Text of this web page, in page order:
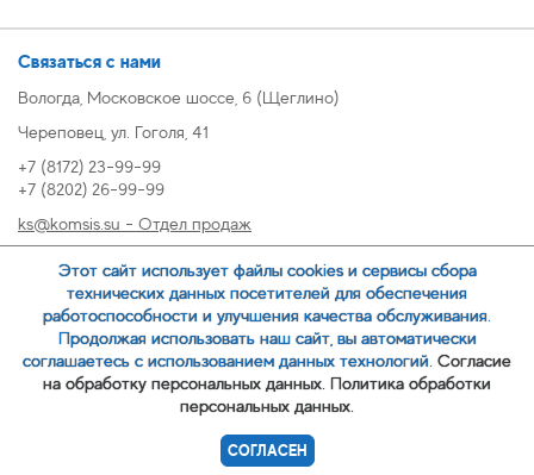
Связаться с нами
Вологда, Московское шоссе, 6 (Щеглино)
Череповец, ул. Гоголя, 41
+7 (8172) 23-99-99
+7 (8202) 26-99-99
ks@komsis.su - Отдел продаж
oz@komsis.su - Отдел закупок
ЗАКАЗАТЬ ЗВОНОК
Политика обработки персональных данных
Этот сайт использует файлы cookies и сервисы сбора
технических данных посетителей для обеспечения
работоспособности и улучшения качества обслуживания.
Продолжая использовать наш сайт, вы автоматически
соглашаетесь с использованием данных технологий. Согласие
на обработку персональных данных. Политика обработки
персональных данных.
СОГЛАСЕН